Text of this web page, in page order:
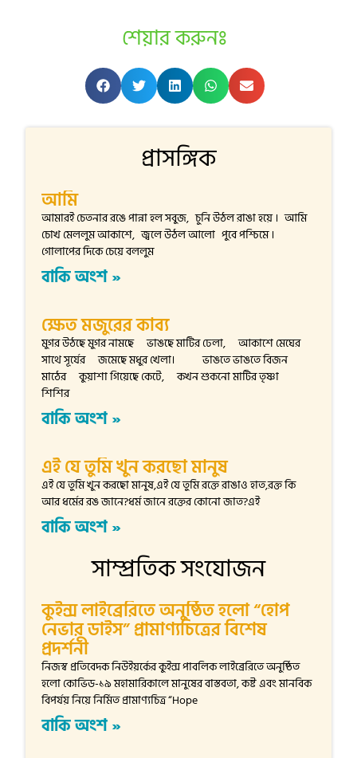
শেয়ার করুনঃ
প্রাসঙ্গিক
আমি
আমারই চেতনার রঙে পান্না হল সবুজ, চুনি উঠল রাঙা হয়ে । আমি
চোখ মেললুম আকাশে, জ্বলে উঠল আলো পুবে পশ্চিমে ।
গোলাপের দিকে চেয়ে বললুম
বাকি অংশ »
ক্ষেত মজুরের কাব্য
মুগর উঠছে মুগর নামছে ভাঙছে মাটির ঢেলা, আকাশে মেঘের
সাথে সূর্যের জমেছে মধুর খেলা। ভাঙতে ভাঙতে বিজন
মাঠের কুয়াশা গিয়েছে কেটে, কখন শুকনো মাটির তৃষ্ণা
শিশির
বাকি অংশ »
এই যে তুমি খুন করছো মানুষ
এই যে তুমি খুন করছো মানুষ,এই যে তুমি রক্তে রাঙাও হাত,রক্ত কি
আর ধর্মের রঙ জানে?ধর্ম জানে রক্তের কোনো জাত?এই
বাকি অংশ »
সাম্প্রতিক সংযোজন
কুইন্স লাইব্রেরিতে অনুষ্ঠিত হলো “হোপ
নেভার ডাইস” প্রামাণ্যচিত্রের বিশেষ
প্রদর্শনী
নিজস্ব প্রতিবেদক নিউইয়র্কের কুইন্স পাবলিক লাইব্রেরিতে অনুষ্ঠিত
হলো কোভিড-১৯ মহামারিকালে মানুষের বাস্তবতা, কষ্ট এবং মানবিক
বিপর্যয় নিয়ে নির্মিত প্রামাণ্যচিত্র “Hope
বাকি অংশ »